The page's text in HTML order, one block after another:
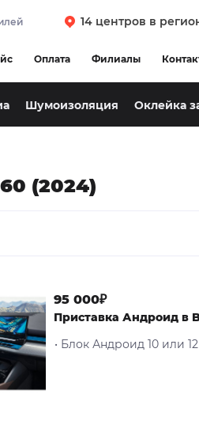
14 центров в
Оплата Филиалы
Шумоизоляция Оклейка
(2024)
95 000₽
Приставка Андроид в
• Блок Андроид 10 или